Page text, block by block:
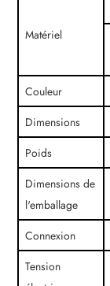
Matériel
Couleur
Dimensions
Poids
Dimensions de
l'emballage
Connexion
Tension